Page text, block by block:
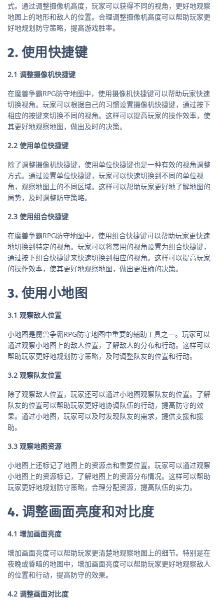
式。通过调整摄像机高度，玩家可以获得不同的视角，更好地观察
地图上的地形和敌人的位置。合理调整摄像机高度可以帮助玩家更
好地规划防守策略，提高游戏胜率。
2. 使用快捷键
2.1 调整摄像机快捷键
在魔兽争霸RPG防守地图中，使用摄像机快捷键可以帮助玩家快速
切换视角。玩家可以根据自己的习惯设置摄像机快捷键，通过按下
相应的按键来切换不同的视角。这样可以提高玩家的操作效率，使
其更好地观察地图，做出及时的决策。
2.2 使用单位快捷键
除了调整摄像机快捷键，使用单位快捷键也是一种有效的视角调整
方式。通过设置单位快捷键，玩家可以快速切换到不同的单位视
角，观察地图上的不同区域。这样可以帮助玩家更好地了解地图的
局势，及时调整防守策略。
2.3 使用组合快捷键
在魔兽争霸RPG防守地图中，使用组合快捷键可以帮助玩家更快速
地切换到特定的视角。玩家可以将常用的视角设置为组合快捷键，
通过按下组合快捷键来快速切换到相应的视角。这样可以提高玩家
的操作效率，使其更好地观察地图，做出更准确的决策。
3. 使用小地图
3.1 观察敌人位置
小地图是魔兽争霸RPG防守地图中重要的辅助工具之一。玩家可以
通过观察小地图上的敌人位置，了解敌人的分布和行动。这样可以
帮助玩家更好地规划防守策略，及时调整队友的位置和行动。
3.2 观察队友位置
除了观察敌人位置，玩家还可以通过小地图观察队友的位置。了解
队友的位置可以帮助玩家更好地协调队伍的行动，提高防守的效
果。通过小地图，玩家可以及时发现队友的需求，提供支援和援
助。
3.3 观察地图资源
小地图上还标记了地图上的资源点和重要位置。玩家可以通过观察
小地图上的资源标记，了解地图上的资源分布情况。这样可以帮助
玩家更好地规划防守策略，合理分配资源，提高队伍的实力。
4. 调整画面亮度和对比度
4.1 增加画面亮度
增加画面亮度可以帮助玩家更清楚地观察地图上的细节。特别是在
夜晚或昏暗的地图中，增加画面亮度可以帮助玩家更好地观察敌人
的位置和行动，提高防守的效果。
4.2 调整画面对比度